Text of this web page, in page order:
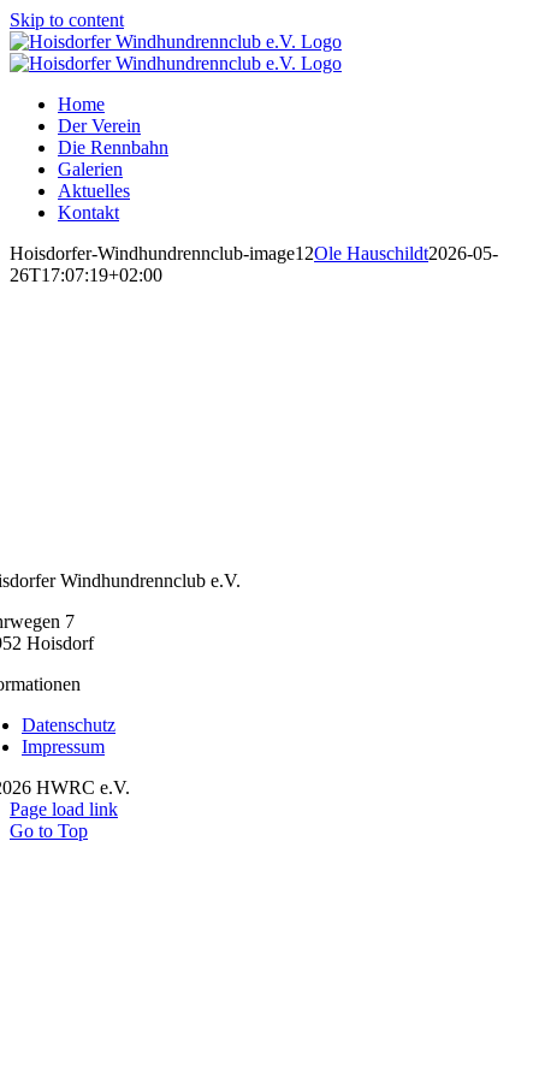
Skip to content
Home
Der Verein
Die Rennbahn
Galerien
Aktuelles
Kontakt
Hoisdorfer-Windhundrennclub-image12Ole Hauschildt2026-05-
26T17:07:19+02:00
Windhundrennclub e.V.
7
Hoisdorf
Datenschutz
Impressum
HWRC e.V.
Page load link
Go to Top